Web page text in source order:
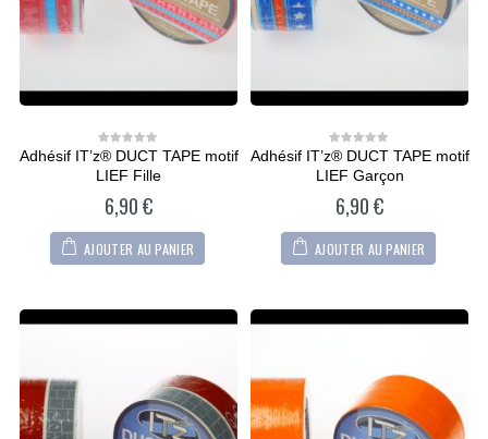
0
out
of
Adhésif IT’z® DUCT TAPE motif
LIEF Fille
6,90€
AJOUTER AU PANIER
0
out
of
Adhésif IT’z® DUCT TAPE motif
LIEF Garçon
6,90€
AJOUTER AU PANIER